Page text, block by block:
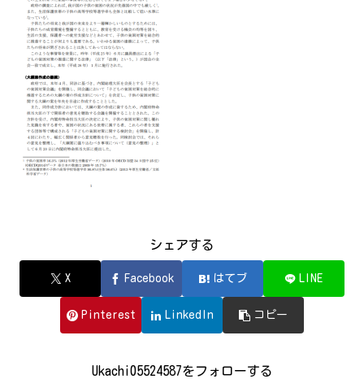
シェアする
X Facebook はてブ LINE
Pinterest LinkedIn コピー
Ukachi05524587をフォローする